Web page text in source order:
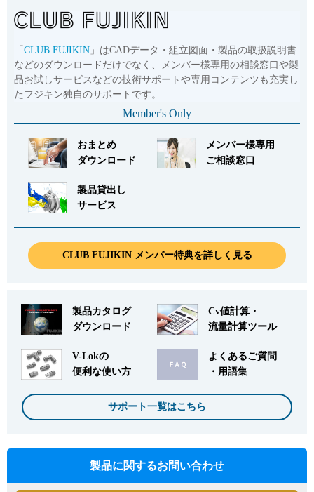
「 CLUB FUJIKIN 」はCADデータ・組立図面・製品の取扱説明書
などのダウンロードだけでなく、メンバー様専用の相談窓口や製
品お試しサービスなどの技術サポートや専用コンテンツも充実し
たフジキン独自のサポートです。
Member's Only
おまとめ
ダウンロード
メンバー様専用
ご相談窓口
製品貸出し
サービス
CLUB FUJIKIN メンバー特典を詳しく見る
製品カタログ
ダウンロード
Cv値計算・
流量計算ツール
V-Lokの
便利な使い方
よくあるご質問
・用語集
サポート一覧はこちら
製品に関するお問い合わせ